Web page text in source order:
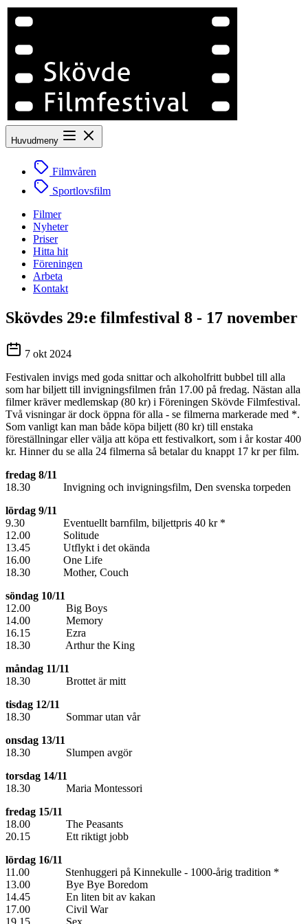
Huvudmeny
Filmvåren
Sportlovsfilm
Filmer
Nyheter
Priser
Hitta hit
Föreningen
Arbeta
Kontakt
Skövdes 29:e filmfestival 8 - 17 november
7 okt 2024
Festivalen invigs med goda snittar och alkoholfritt bubbel till alla
som har biljett till invigningsfilmen från 17.00 på fredag. Nästan alla
filmer kräver medlemskap (80 kr) i Föreningen Skövde Filmfestival.
Två visningar är dock öppna för alla - se filmerna markerade med *.
Som vanligt kan man både köpa biljett (80 kr) till enstaka
föreställningar eller välja att köpa ett festivalkort, som i år kostar 400
kr. Hinner du se alla 24 filmerna så betalar du knappt 17 kr per film.
fredag 8/11
18.30 Invigning och invigningsfilm, Den svenska torpeden
lördag 9/11
9.30 Eventuellt barnfilm, biljettpris 40 kr *
12.00 Solitude
13.45 Utflykt i det okända
16.00 One Life
18.30 Mother, Couch
söndag 10/11
12.00 Big Boys
14.00 Memory
16.15 Ezra
18.30 Arthur the King
måndag 11/11
18.30 Brottet är mitt
tisdag 12/11
18.30 Sommar utan vår
onsdag 13/11
18.30 Slumpen avgör
torsdag 14/11
18.30 Maria Montessori
fredag 15/11
18.00 The Peasants
20.15 Ett riktigt jobb
lördag 16/11
11.00 Stenhuggeri på Kinnekulle - 1000-årig tradition *
13.00 Bye Bye Boredom
14.45 En liten bit av kakan
17.00 Civil War
19.15 Sex